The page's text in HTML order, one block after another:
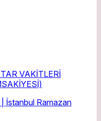
İstanbul Ramazan